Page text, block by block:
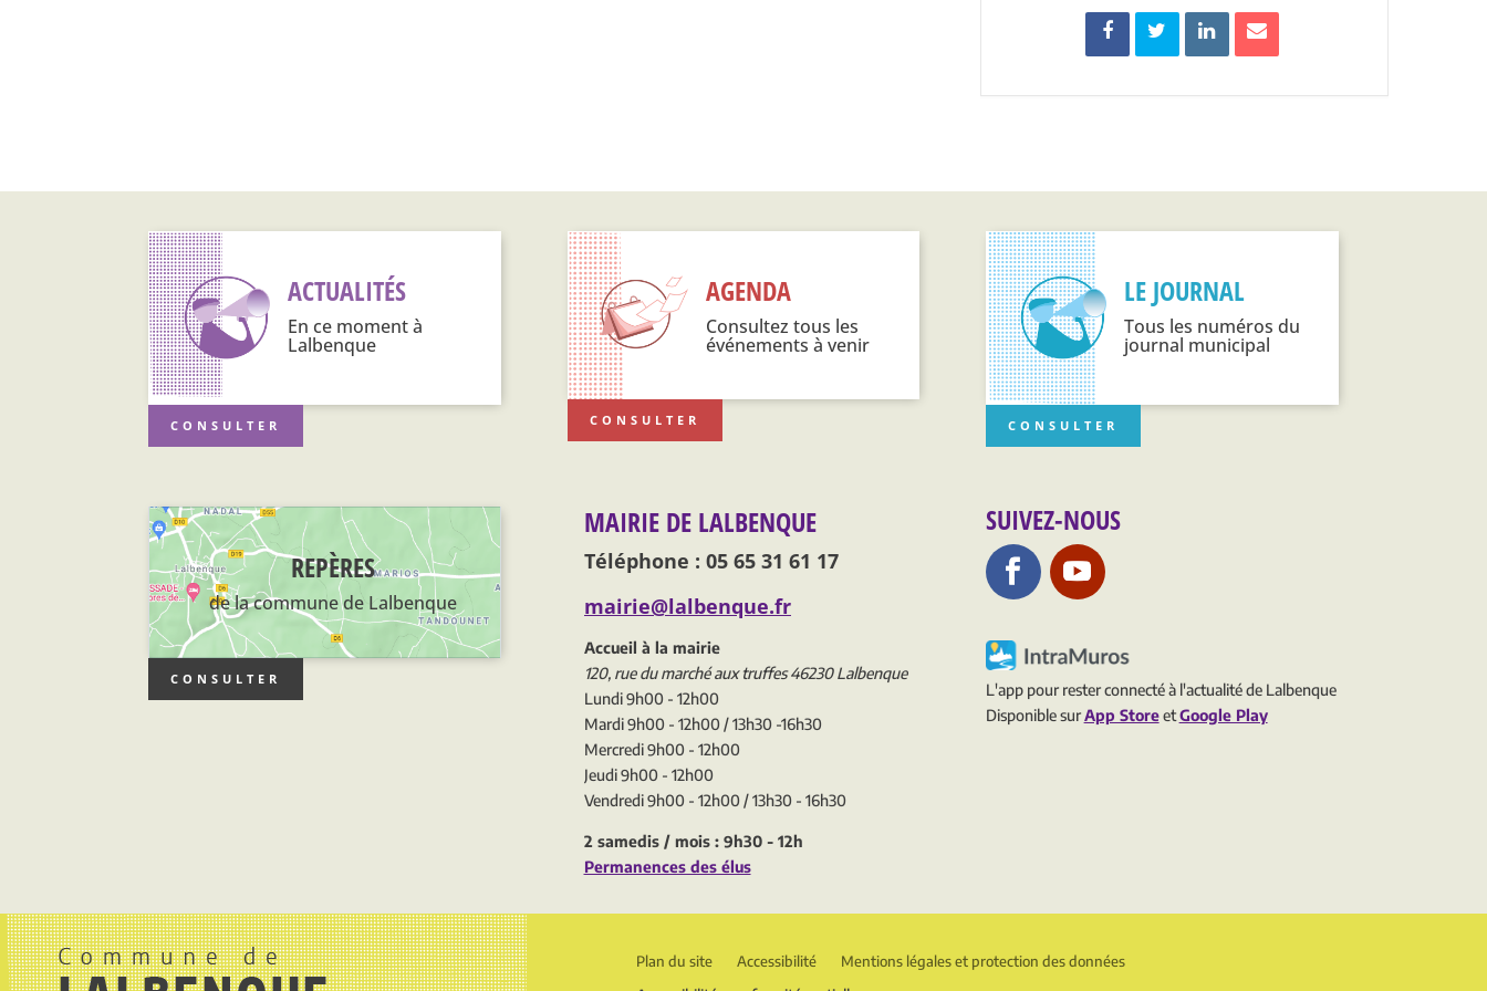
ACTUALITÉS
En ce moment à
Lalbenque
CONSULTER
AGENDA
Consultez tous les
événements à venir
CONSULTER
LE JOURNAL
Tous les numéros du
journal municipal
CONSULTER
REPÈRES
de la commune de Lalbenque
CONSULTER
MAIRIE DE LALBENQUE
Téléphone : 05 65 31 61 17
mairie@lalbenque.fr
Accueil à la mairie
120, rue du marché aux truffes 46230 Lalbenque
Lundi 9h00 - 12h00
Mardi 9h00 - 12h00 / 13h30 -16h30
Mercredi 9h00 - 12h00
Jeudi 9h00 - 12h00
Vendredi 9h00 - 12h00 / 13h30 - 16h30
2 samedis / mois : 9h30 - 12h
Permanences des élus
SUIVEZ-NOUS
L'app pour rester connecté à l'actualité de Lalbenque
Disponible surApp StoreetGoogle Play
Plan du site Accessibilité Mentions légales et protection des données